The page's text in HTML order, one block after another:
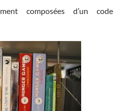
composées d’un code